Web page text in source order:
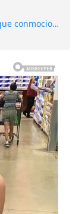
Nana Sakuma: la desaparición que conmocionó Japón y sigue sin explicación